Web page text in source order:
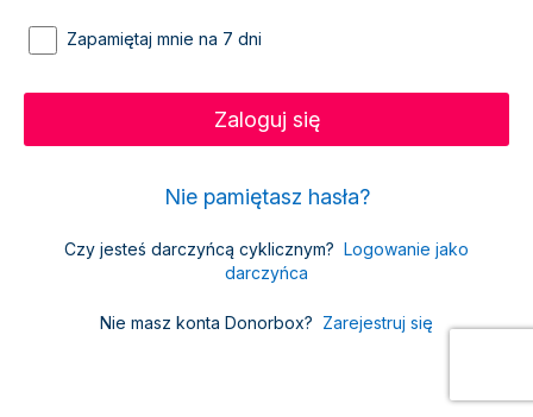
Zapamiętaj mnie na 7 dni
Nie pamiętasz hasła?
Czy jesteś darczyńcą cyklicznym? Logowanie jako
darczyńca
Nie masz konta Donorbox? Zarejestruj się